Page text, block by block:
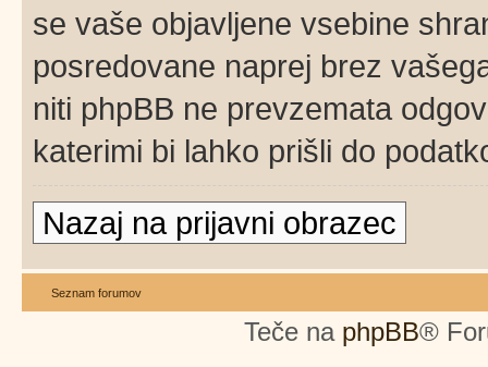
se vaše objavljene vsebine
posredovane naprej brez
niti phpBB ne prevzemata
katerimi bi lahko prišli do
Nazaj na prijavni obrazec
Seznam forumov
Teče na phpBB®